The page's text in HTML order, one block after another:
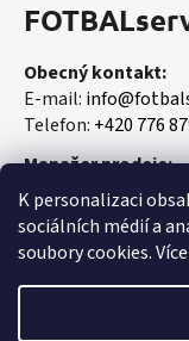
K personalizaci
sociálních médií a
soubory cookies.
Obecný kontakt:
E-mail:
Telefon: +420 776
Manažer prodeje:
Martin Vališ
Mobil:+420 606 657